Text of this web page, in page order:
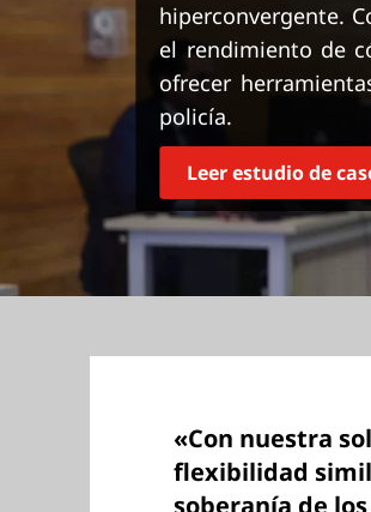
hiperconvergente.
el rendimiento de
ofrecer
policía.
Leer estudio de
«Con nuestra
flexibilidad
soberanía de